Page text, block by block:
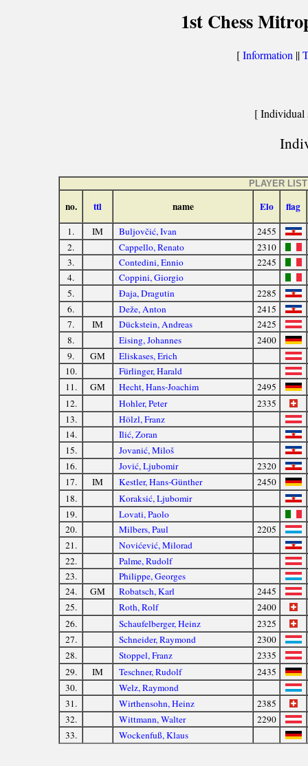
1st Chess
[Information ||
[ Individual
PLAYER
no. ttl name Elo flag
1. IM Buljovčić, Ivan
2455
2.
Cappello, Renato
2310
3.
Contedini, Ennio
2245
4.
Coppini, Giorgio
5.
Đaja, Dragutin
2285
6.
Deže, Anton
2415
7.
IM Dückstein, Andreas
2425
8.
Eising, Johannes
2400
9.
GM
Eliskases, Erich
10.
Fürlinger, Harald
11.
GM Hecht, Hans-Joachim
2495
12.
Hohler, Peter
2335
13.
Hölzl, Franz
14.
Ilić, Zoran
15.
Jovanić, Miloš
16.
Jović, Ljubomir
2320
17.
IM Kestler, Hans-Günther
2450
18.
Koraksić, Ljubomir
19.
Lovati, Paolo
20.
Milbers, Paul
2205
21.
Novićević, Milorad
22.
Palme, Rudolf
23.
Philippe, Georges
24.
GM Robatsch, Karl
2445
25.
Roth, Rolf
2400
26.
Schaufelberger, Heinz
2325
27.
Schneider, Raymond
2300
28.
Stoppel, Franz
2335
29.
IM Teschner, Rudolf
2435
30.
Welz, Raymond
31.
Wirthensohn, Heinz
2385
32.
Wittmann, Walter
2290
33.
Wockenfuß, Klaus